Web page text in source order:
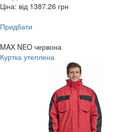
Ціна: від 1387.26 грн
Придбати
MAX NEO червона
Куртка утеплена